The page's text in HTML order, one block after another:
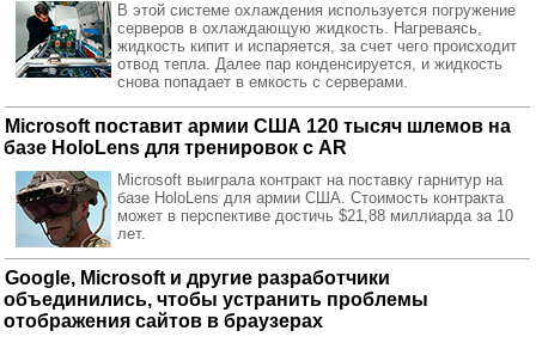
В этой системе охлаждения используется погружение
серверов в охлаждающую жидкость. Нагреваясь,
жидкость кипит и испаряется, за счет чего происходит
отвод тепла. Далее пар конденсируется, и жидкость
снова попадает в емкость с серверами.
Microsoft поставит армии США 120 тысяч шлемов на
базе HoloLens для тренировок с AR
Microsoft выиграла контракт на поставку гарнитур на
базе HoloLens для армии США. Стоимость контракта
может в перспективе достичь $21,88 миллиарда за 10
лет.
Google, Microsoft и другие разработчики
объединились, чтобы устранить проблемы
отображения сайтов в браузерах